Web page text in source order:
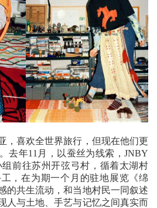
，喜欢全世界旅行，但现在他们更
去年11月，以蚕丝为线索，JNBY
组前往苏州开弦弓村，循着太湖村
，在为期一个月的驻地展览《绵
的共生流动，和当地村民一同叙述
人与土地、手艺与记忆之间真实而